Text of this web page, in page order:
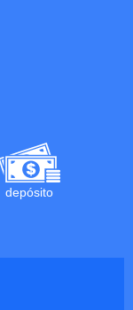
depósito